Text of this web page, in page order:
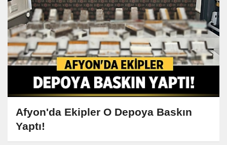
Afyon'da Ekipler O Depoya Baskın
Yaptı!